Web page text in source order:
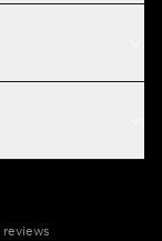
reviews